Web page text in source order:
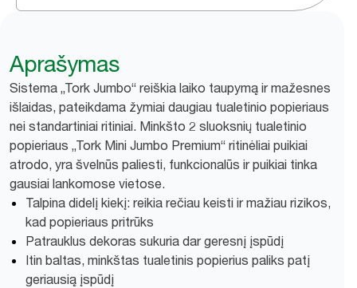
Aprašymas
Sistema „Tork Jumbo“ reiškia laiko taupymą ir mažesnes
išlaidas, pateikdama žymiai daugiau tualetinio popieriaus
nei standartiniai ritiniai. Minkšto 2 sluoksnių tualetinio
popieriaus „Tork Mini Jumbo Premium“ ritinėliai puikiai
atrodo, yra švelnūs paliesti, funkcionalūs ir puikiai tinka
gausiai lankomose vietose.
Talpina didelį kiekį: reikia rečiau keisti ir mažiau rizikos,
kad popieriaus pritrūks
Patrauklus dekoras sukuria dar geresnį įspūdį
Itin baltas, minkštas tualetinis popierius paliks patį
geriausią įspūdį